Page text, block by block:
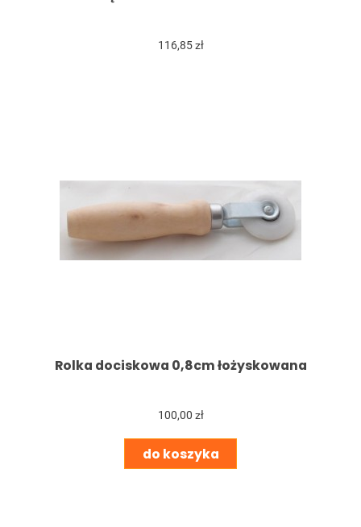
116,85 zł
Rolka dociskowa 0,8cm łożyskowana
100,00 zł
do koszyka